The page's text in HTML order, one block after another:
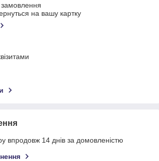
на вашу картку
впродовж 14 днів за домовленістю